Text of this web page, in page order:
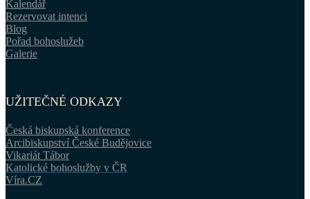
Kalendář
Rezervovat intenci
Blog
Pořad bohoslužeb
Galerie
UŽITEČNÉ ODKAZY
Česká biskupská konference
Arcibiskupství České Budějovice
Vikariát Tábor
Katolické bohoslužby v ČR
Víra.CZ